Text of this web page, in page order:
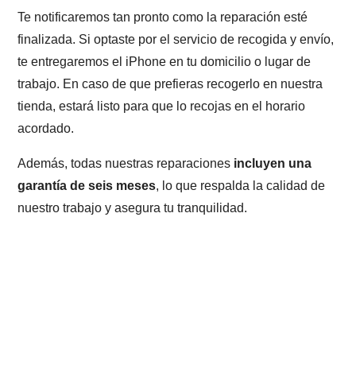
Te notificaremos tan pronto como la reparación esté
finalizada. Si optaste por el servicio de recogida y envío,
te entregaremos el iPhone en tu domicilio o lugar de
trabajo. En caso de que prefieras recogerlo en nuestra
tienda, estará listo para que lo recojas en el horario
acordado.
Además, todas nuestras reparaciones incluyen una
garantía de seis meses, lo que respalda la calidad de
nuestro trabajo y asegura tu tranquilidad.